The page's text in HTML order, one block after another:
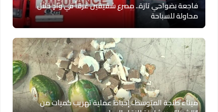
فاجعة بضواحي تازة.. مصرع شقيقين غرقاً في وادٍ خلال
محاولة للسباحة
ميناء طنجة المتوسط.. إحباط عملية تهريب كميات من